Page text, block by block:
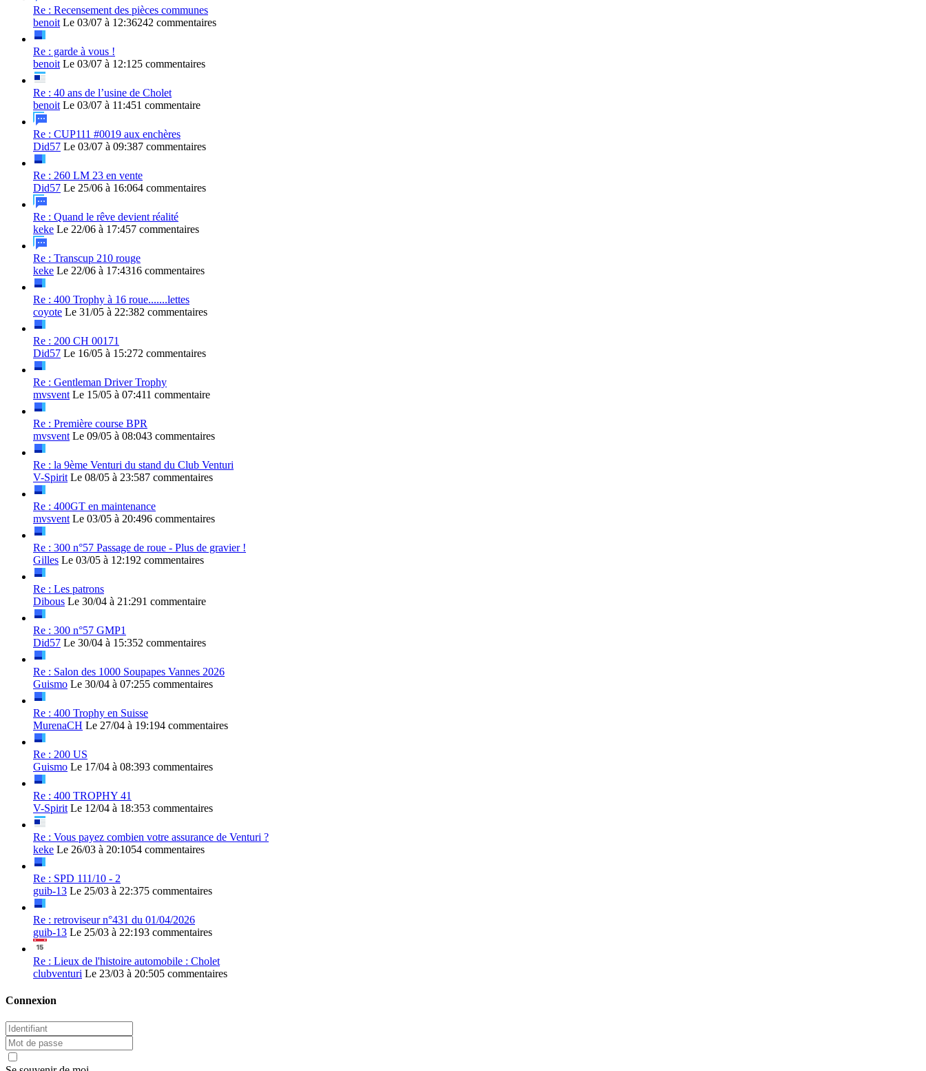
Re : Recensement des pièces communes
benoit Le 03/07 à 12:36242 commentaires
Re : garde à vous !
benoit Le 03/07 à 12:125 commentaires
Re : 40 ans de l’usine de Cholet
benoit Le 03/07 à 11:451 commentaire
Re : CUP111 #0019 aux enchères
Did57 Le 03/07 à 09:387 commentaires
Re : 260 LM 23 en vente
Did57 Le 25/06 à 16:064 commentaires
Re : Quand le rêve devient réalité
keke Le 22/06 à 17:457 commentaires
Re : Transcup 210 rouge
keke Le 22/06 à 17:4316 commentaires
Re : 400 Trophy à 16 roue.......lettes
coyote Le 31/05 à 22:382 commentaires
Re : 200 CH 00171
Did57 Le 16/05 à 15:272 commentaires
Re : Gentleman Driver Trophy
mvsvent Le 15/05 à 07:411 commentaire
Re : Première course BPR
mvsvent Le 09/05 à 08:043 commentaires
Re : la 9ème Venturi du stand du Club Venturi
V-Spirit Le 08/05 à 23:587 commentaires
Re : 400GT en maintenance
mvsvent Le 03/05 à 20:496 commentaires
Re : 300 n°57 Passage de roue - Plus de gravier !
Gilles Le 03/05 à 12:192 commentaires
Re : Les patrons
Dibous Le 30/04 à 21:291 commentaire
Re : 300 n°57 GMP1
Did57 Le 30/04 à 15:352 commentaires
Re : Salon des 1000 Soupapes Vannes 2026
Guismo Le 30/04 à 07:255 commentaires
Re : 400 Trophy en Suisse
MurenaCH Le 27/04 à 19:194 commentaires
Re : 200 US
Guismo Le 17/04 à 08:393 commentaires
Re : 400 TROPHY 41
V-Spirit Le 12/04 à 18:353 commentaires
Re : Vous payez combien votre assurance de Venturi ?
keke Le 26/03 à 20:1054 commentaires
Re : SPD 111/10 - 2
guib-13 Le 25/03 à 22:375 commentaires
Re : retroviseur n°431 du 01/04/2026
guib-13 Le 25/03 à 22:193 commentaires
Re : Lieux de l'histoire automobile : Cholet
clubventuri Le 23/03 à 20:505 commentaires
Connexion